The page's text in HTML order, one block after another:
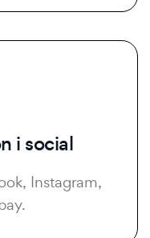
i social
Instagram,